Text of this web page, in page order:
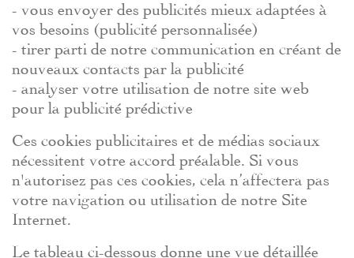
- vous envoyer des publicités mieux adaptées à
vos besoins (publicité personnalisée)
- tirer parti de notre communication en créant de
nouveaux contacts par la publicité
- analyser votre utilisation de notre site web
pour la publicité prédictive
Ces cookies publicitaires et de médias sociaux
nécessitent votre accord préalable. Si vous
n'autorisez pas ces cookies, cela n’affectera pas
votre navigation ou utilisation de notre Site
Internet.
Le tableau ci-dessous donne une vue détaillée